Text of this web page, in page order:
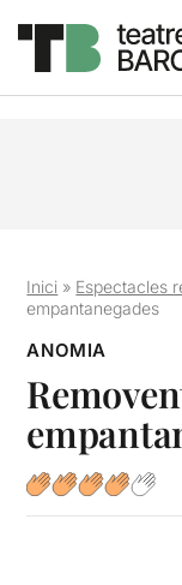
Inici » Espectacles
empantanegades
ANOMIA